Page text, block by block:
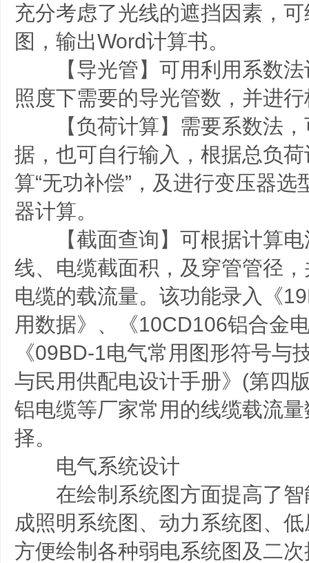
充分考虑了光线的遮挡因素，
图，输出Word计算书。
【导光管】可用利用系数法
照度下需要的导光管数，并进
【负荷计算】需要系数法，
据，也可自行输入，根据总负
算“无功补偿”，及进行变压器
器计算。
【截面查询】可根据计算电
线、电缆截面积，及穿管管径
电缆的载流量。该功能录入《
用数据》、《10CD106铝合金
《09BD-1电气常用图形符号与
与民用供配电设计手册》(第四
铝电缆等厂家常用的线缆载流
择。
电气系统设计
在绘制系统图方面提高了智
成照明系统图、动力系统图、
方便绘制各种弱电系统图及二